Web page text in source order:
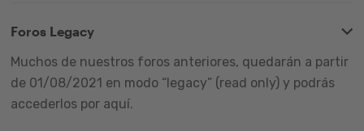
Foros Legacy
Muchos de nuestros foros anteriores, quedarán a partir
de 01/08/2021 en modo “legacy” (read only) y podrás
accederlos por aquí.